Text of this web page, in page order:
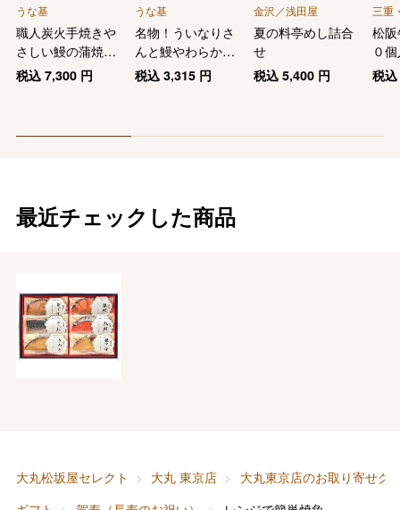
うな基
職人炭火手焼きや
さしい鰻の蒲焼き
とやわらか煮セッ
ト
税込 7,300円
うな基
名物！ういなりさ
んと鰻やわらか煮
のお買い得セット
税込3,315 円
金沢／浅田屋
夏の料亭めし詰合
せ
税込5,400 円
三重
松
０
税
最近チェックした商品
大丸松坂屋セレクト 大丸 東京店
大丸東京店のお取り寄せグ